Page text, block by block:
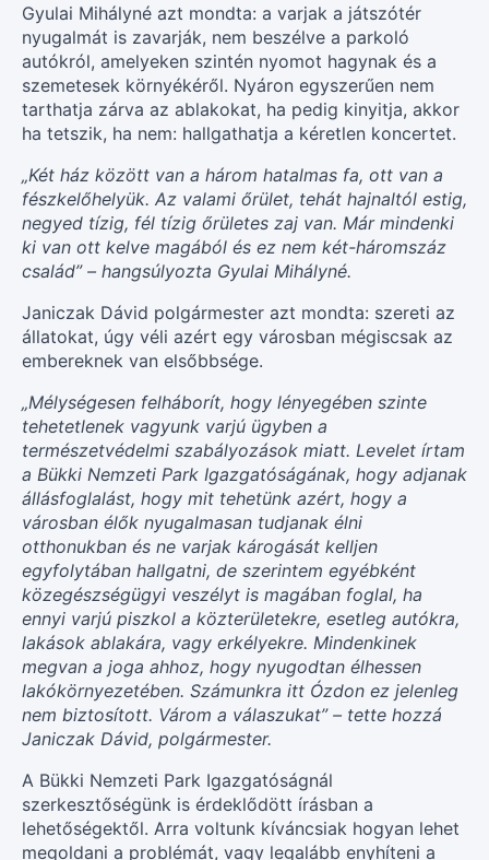
Gyulai Mihályné azt mondta: a varjak a játszótér
nyugalmát is zavarják, nem beszélve a parkoló
autókról, amelyeken szintén nyomot hagynak és a
szemetesek környékéről. Nyáron egyszerűen nem
tarthatja zárva az ablakokat, ha pedig kinyitja, akkor
ha tetszik, ha nem: hallgathatja a kéretlen koncertet.
„Két ház között van a három hatalmas fa, ott van a
fészkelőhelyük. Az valami őrület, tehát hajnaltól estig,
negyed tízig, fél tízig őrületes zaj van. Már mindenki
ki van ott kelve magából és ez nem két-háromszáz
család” – hangsúlyozta Gyulai Mihályné.
Janiczak Dávid polgármester azt mondta: szereti az
állatokat, úgy véli azért egy városban mégiscsak az
embereknek van elsőbbsége.
„Mélységesen felháborít, hogy lényegében szinte
tehetetlenek vagyunk varjú ügyben a
természetvédelmi szabályozások miatt. Levelet írtam
a Bükki Nemzeti Park Igazgatóságának, hogy adjanak
állásfoglalást, hogy mit tehetünk azért, hogy a
városban élők nyugalmasan tudjanak élni
otthonukban és ne varjak károgását kelljen
egyfolytában hallgatni, de szerintem egyébként
közegészségügyi veszélyt is magában foglal, ha
ennyi varjú piszkol a közterületekre, esetleg autókra,
lakások ablakára, vagy erkélyekre. Mindenkinek
megvan a joga ahhoz, hogy nyugodtan élhessen
lakókörnyezetében. Számunkra itt Ózdon ez jelenleg
nem biztosított. Várom a válaszukat” – tette hozzá
Janiczak Dávid, polgármester.
A Bükki Nemzeti Park Igazgatóságnál
szerkesztőségünk is érdeklődött írásban a
lehetőségektől. Arra voltunk kíváncsiak hogyan lehet
megoldani a problémát, vagy legalább enyhíteni a